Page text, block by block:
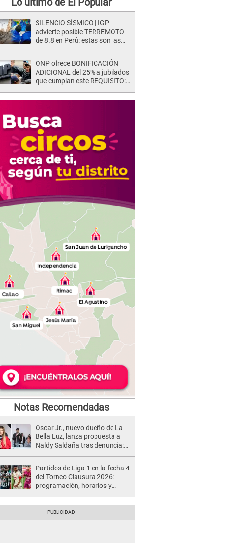
Lo último de El Popular
SILENCIO SÍSMICO | IGP
advierte posible TERREMOTO
de 8.8 en Perú: estas son las
ONP ofrece BONIFICACIÓN
ADICIONAL del 25% a jubilados
que cumplan este REQUISITO:
Notas Recomendadas
Óscar Jr., nuevo dueño de La
Bella Luz, lanza propuesta a
Naldy Saldaña tras denuncia:
Partidos de Liga 1 en la fecha 4
del Torneo Clausura 2026:
programación, horarios y